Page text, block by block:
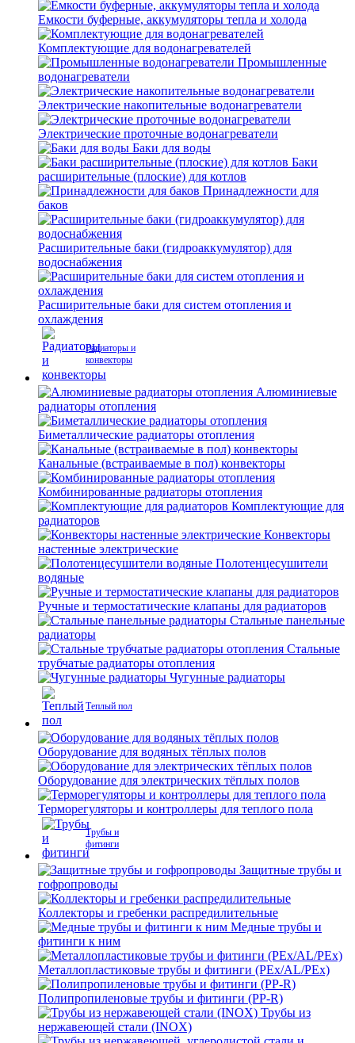
Емкости буферные, аккумуляторы тепла и холода
Комплектующие для водонагревателей
Промышленные
водонагреватели
Электрические накопительные водонагреватели
Электрические проточные водонагреватели
Баки для воды
Баки
расширительные (плоские) для котлов
Принадлежности для
баков
Расширительные баки (гидроаккумулятор) для
водоснабжения
Расширительные баки для систем отопления и
охлаждения
Радиаторы и
конвекторы
Алюминиевые
радиаторы отопления
Биметаллические радиаторы отопления
Канальные (встраиваемые в пол) конвекторы
Комбинированные радиаторы отопления
Комплектующие для
радиаторов
Конвекторы
настенные электрические
Полотенцесушители
водяные
Ручные и термостатические клапаны для радиаторов
Стальные панельные
радиаторы
Стальные
трубчатые радиаторы отопления
Чугунные радиаторы
Теплый пол
Оборудование для водяных тёплых полов
Оборудование для электрических тёплых полов
Терморегуляторы и контроллеры для теплого пола
Трубы и
фитинги
Защитные трубы и
гофропроводы
Коллекторы и гребенки распредилительные
Медные трубы и
фитинги к ним
Металлопластиковые трубы и фитинги (PEx/AL/PEx)
Полипропиленовые трубы и фитинги (PP-R)
Трубы из
нержавеющей стали (INOX)